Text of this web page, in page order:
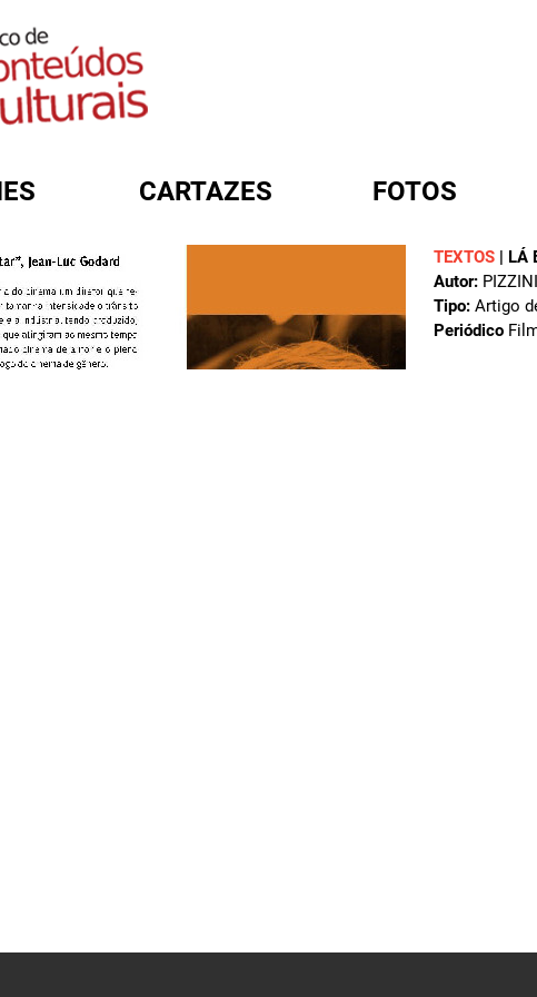
CARTAZES FOTOS
TEXTOS | LÁ
Autor:
Tipo: Artigo
Periódico
DE BUSCA